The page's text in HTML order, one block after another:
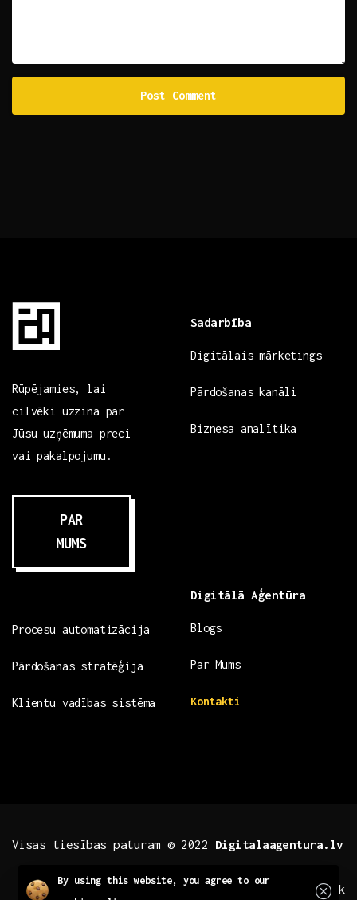
Rūpējamies, lai
cilvēki uzzina par
Jūsu uzņēmuma preci
vai pakalpojumu.
PAR
MUMS
Sadarbība
Digitālais mārketings
Pārdošanas kanāli
Biznesa analītika
Procesu automatizācija
Pārdošanas stratēģija
Klientu vadības sistēma
Digitālā Aģentūra
Blogs
Par Mums
Kontakti
Visas tiesības paturam © 2022 Digitalaagentura.lv
.fb .insta .tiktok
By using this website, you agree to our
Close